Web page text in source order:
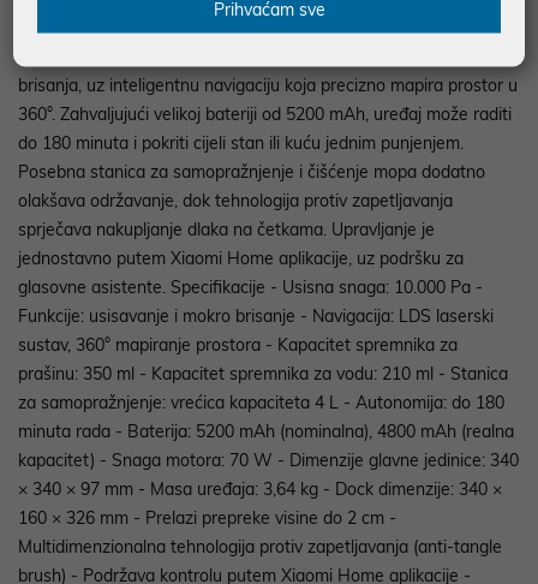
automatizirano čišćenje doma.** Opis uređaja Xiaomi Robot
brisanja, uz inteligentnu navigaciju koja precizno mapira prostor u
360°. Zahvaljujući velikoj bateriji od 5200 mAh, uređaj može raditi
do 180 minuta i pokriti cijeli stan ili kuću jednim punjenjem.
Posebna stanica za samopražnjenje i čišćenje mopa dodatno
olakšava održavanje, dok tehnologija protiv zapetljavanja
sprječava nakupljanje dlaka na četkama. Upravljanje je
jednostavno putem Xiaomi Home aplikacije, uz podršku za
glasovne asistente. Specifikacije - Usisna snaga: 10.000 Pa -
Funkcije: usisavanje i mokro brisanje - Navigacija: LDS laserski
sustav, 360° mapiranje prostora - Kapacitet spremnika za
prašinu: 350 ml - Kapacitet spremnika za vodu: 210 ml - Stanica
za samopražnjenje: vrećica kapaciteta 4 L - Autonomija: do 180
minuta rada - Baterija: 5200 mAh (nominalna), 4800 mAh (realna
kapacitet) - Snaga motora: 70 W - Dimenzije glavne jedinice: 340
× 340 × 97 mm - Masa uređaja: 3,64 kg - Dock dimenzije: 340 ×
160 × 326 mm - Prelazi prepreke visine do 2 cm -
Multidimenzionalna tehnologija protiv zapetljavanja (anti-tangle
brush) - Podržava kontrolu putem Xiaomi Home aplikacije -
Prihvaćam sve